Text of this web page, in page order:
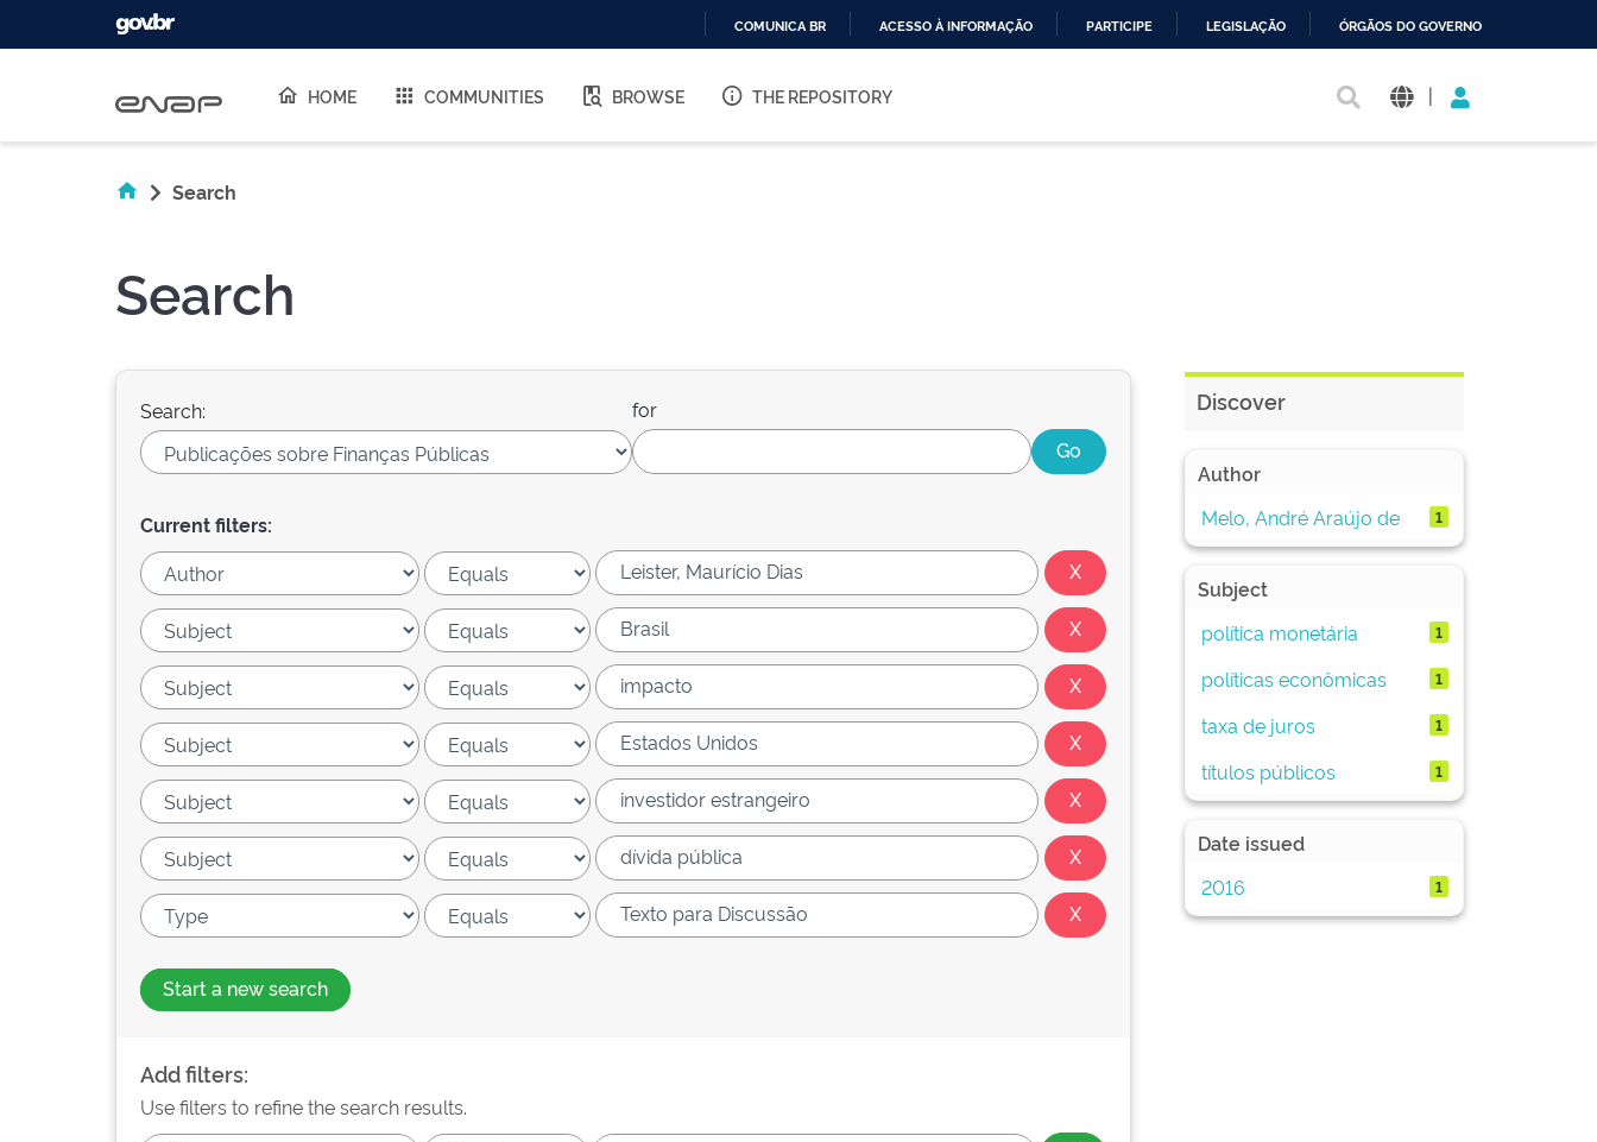
O
COMUNICA BR ACESSO À INFORMAÇÃO PARTICIPE LEGISLAÇÃO ÓRGÃOS DO GOVERNO
HOME COMMUNITIES BROWSE THE REPOSITORY |
Search
Search
Search: for
Current filters:
Start a new search
Add filters:
Use filters to refine the search results.
Discover
Author
Melo, André Araújo de
1
Subject
política monetária
1
políticas econômicas 1
taxa de juros 1
títulos públicos 1
Date issued
2016
1